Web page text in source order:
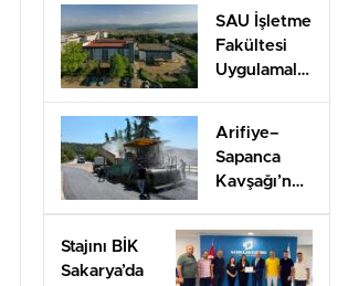
SAU İşletme
Fakültesi
Uygulamalı
Hazırlıyor
Arifiye–
Sapanca
Kavşağı’nda
çalışması
Stajını BİK
Sakarya’da